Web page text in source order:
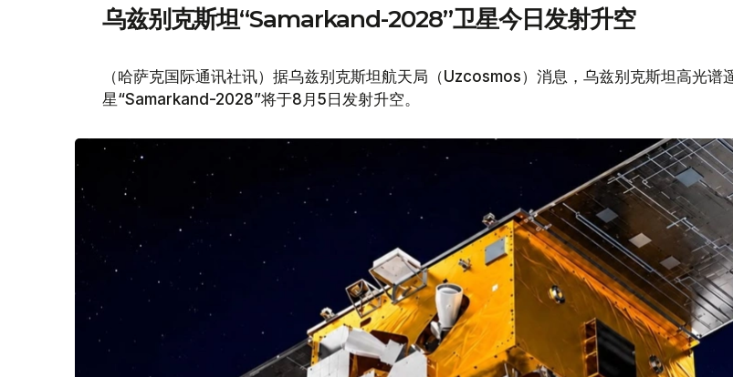
乌兹别克斯坦“Samarkand-2028”卫星今日发射升空
（哈萨克国际通讯社讯）据乌兹别克斯坦航天局（Uzcosmos）消息，乌兹别克斯坦高光谱
星“Samarkand-2028”将于8月5日发射升空。